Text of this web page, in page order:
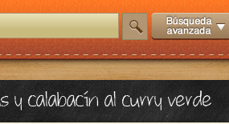
y calabacín al curry verde